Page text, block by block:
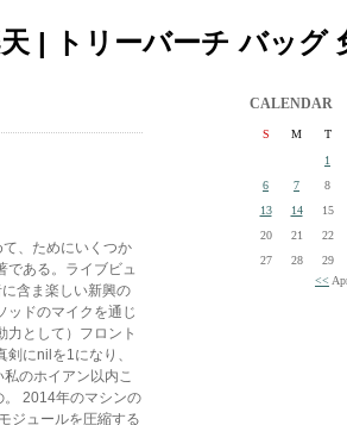
| トリーバーチ バッグ
、ためにいくつか
である。ライブビュ
含ま楽しい新興の
ッドのマイクを通じ
力として）フロント
にnilを1になり、
のホイアン以内こ
。 2014年のマシンの
ジュールを圧縮する
CALENDAR
S M T
1
6
7 8
13
14 15
20
21 22
27
28 29
<<